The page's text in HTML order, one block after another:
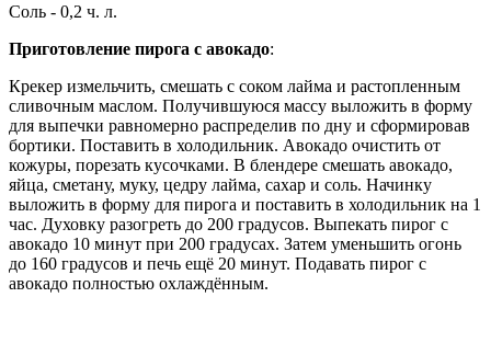
Соль - 0,2 ч. л.
Приготовление пирога с авокадо:
Крекер измельчить, смешать с соком лайма и растопленным
сливочным маслом. Получившуюся массу выложить в форму
для выпечки равномерно распределив по дну и сформировав
бортики. Поставить в холодильник. Авокадо очистить от
кожуры, порезать кусочками. В блендере смешать авокадо,
яйца, сметану, муку, цедру лайма, сахар и соль. Начинку
выложить в форму для пирога и поставить в холодильник на 1
час. Духовку разогреть до 200 градусов. Выпекать пирог с
авокадо 10 минут при 200 градусах. Затем уменьшить огонь
до 160 градусов и печь ещё 20 минут. Подавать пирог с
авокадо полностью охлаждённым.